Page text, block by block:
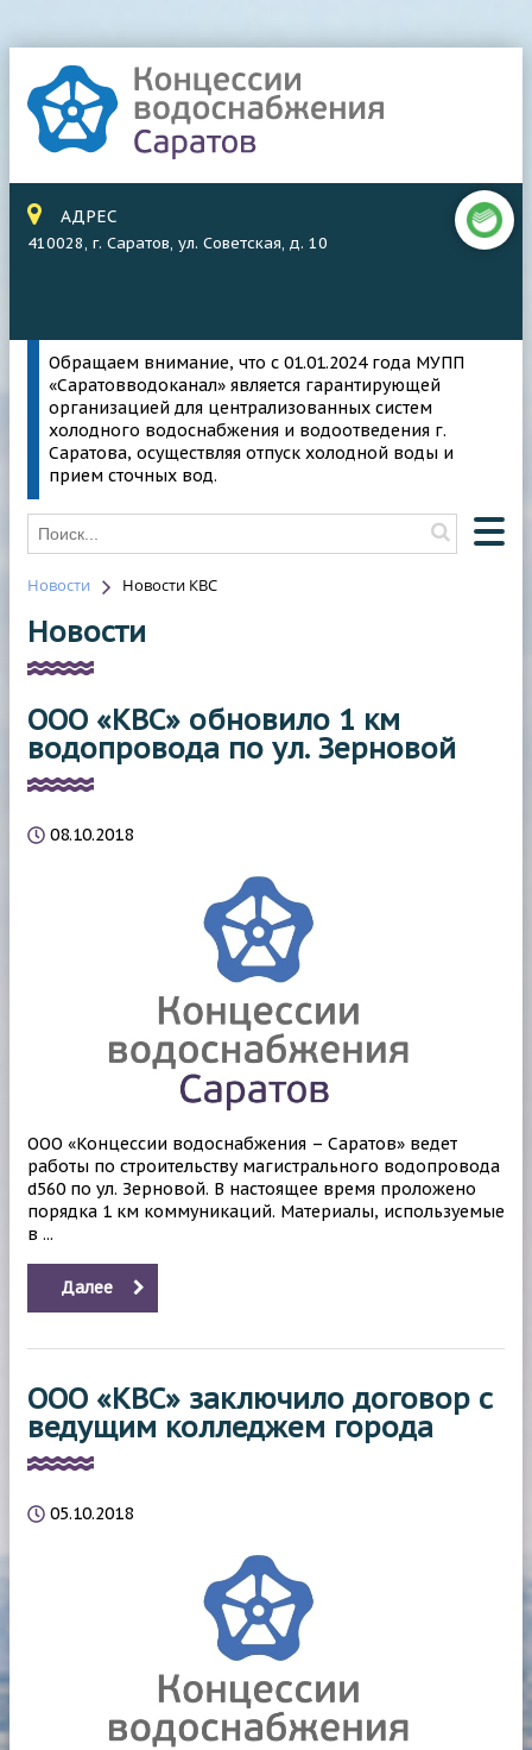
АДРЕС
410028, г. Саратов, ул. Советская, д. 10
Обращаем внимание, что с 01.01.2024 года МУПП
«Саратовводоканал» является гарантирующей
организацией для централизованных систем
холодного водоснабжения и водоотведения г.
Саратова, осуществляя отпуск холодной воды и
прием сточных вод.
О ВОДОСНАБЖЕНИИ
НОВОСТИ
ОТКЛЮЧЕНИЯ
Новости Новости КВС
Новости
ООО «КВС» обновило 1 км
водопровода по ул. Зерновой
08.10.2018
ООО «Концессии водоснабжения – Саратов» ведет
работы по строительству магистрального водопровода
d560 по ул. Зерновой. В настоящее время проложено
порядка 1 км коммуникаций. Материалы, используемые
в ...
Далее
ООО «КВС» заключило договор с
ведущим колледжем города
05.10.2018